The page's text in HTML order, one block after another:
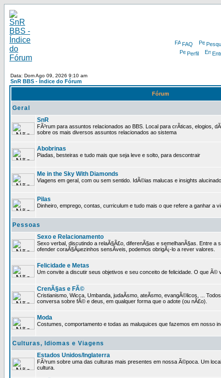
FAQ
Perfil
Data: Dom Ago 09, 2026 9:10 am
SnR BBS - Índice do Fórum
Fórum
Geral
SnR
FÃ³rum para assuntos relacionados ao BBS. Local para crÃ­ticas, elogios,
sobre os mais diversos assuntos relacionados ao sistema
Abobrinas
Piadas, besteiras e tudo mais que seja leve e solto, para descontrair
Me in the Sky With Diamonds
Viagens em geral, com ou sem sentido. IdÃ©ias malucas e insights
Pilas
Dinheiro, emprego, contas, curriculum e tudo mais o que refere a ganhar a
Pessoas
Sexo e Relacionamento
Sexo verbal, discutindo a relaÃ§Ã£o, diferenÃ§as e semelhanÃ§as. Entre a
ofender coraÃ§Ãµezinhos sensÃ­veis, podemos obrigÃ¡-lo a rever valores.
Felicidade e Metas
Um convite a discutir seus objetivos e seu conceito de felicidade. O que Ã©
CrenÃ§as e FÃ©
Cristianismo, Wicca, Umbanda, judaÃ­smo, ateÃ­smo, evangÃ©licos, ...
conversa sobre fÃ© e deus, em qualquer forma que o adote (ou nÃ£o).
Moda
Costumes, comportamento e todas as maluquices que fazemos em nosso
Culturas, Idiomas e Viagens
Estados Unidos/Inglaterra
FÃ³rum sobre uma das culturas mais presentes em nossa Ã©poca. Um
cultura.